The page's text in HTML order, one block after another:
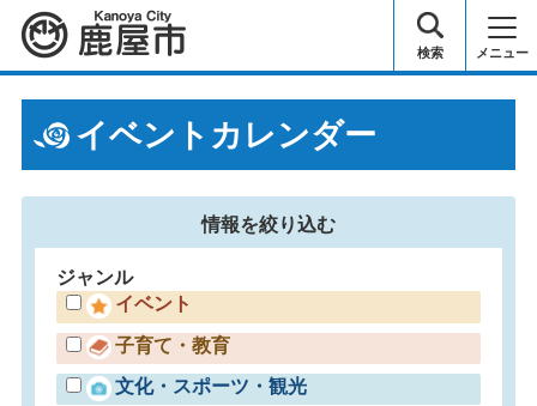
鹿屋市 検索 メニュー
イベントカレンダー
情報を絞り込む
ジャンル
イベント
子育て・教育
文化・スポーツ・観光